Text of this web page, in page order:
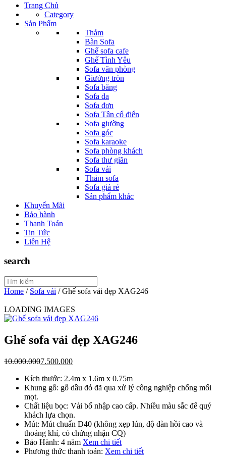
Trang Chủ
Category
Sản Phẩm
Thảm
Bàn Sofa
Ghế sofa cafe
Ghế Tình Yêu
Sofa văn phòng
Giường tròn
Sofa băng
Sofa da
Sofa đơn
Sofa Tân cổ điển
Sofa giường
Sofa góc
Sofa karaoke
Sofa phòng khách
Sofa thư giãn
Sofa vải
Thảm sofa
Sofa giá rẻ
Sản phẩm khác
Khuyến Mãi
Bảo hành
Thanh Toán
Tin Tức
Liên Hệ
search
Home / Sofa vải /Ghế sofa vải đẹp XAG246
LOADING IMAGES
Ghế sofa vải đẹp XAG246
10.000.0007.500.000
Kích thước: 2.4m x 1.6m x 0.75m
Khung gỗ: gỗ dầu đỏ đã qua xử lý công nghiệp chống mối
mọt.
Chất liệu bọc: Vải bố nhập cao cấp. Nhiều màu sắc để quý
khách lựa chọn.
Mút: Mút chuẩn D40 (không xẹp lún, độ đàn hồi cao và
thoáng khí, có chứng nhận CQ)
Bảo Hành: 4 năm Xem chi tiết
Phương thức thanh toán: Xem chi tiết